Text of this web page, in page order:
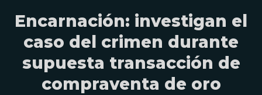
Encarnación: investigan el
caso del crimen durante
supuesta transacción de
compraventa de oro